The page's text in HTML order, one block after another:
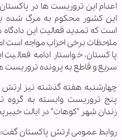
اعدام این تروریست ها در
این کشور محکوم به مرگ شده
است که تمدید فعالیت این
ملاحظات برخی احزاب مواجه است
پاکستان، خواستار ادامه
سریع و قاطع به پرونده
چهارشنبه هفته گذشته نیز ارتش
پنج تروریست وابسته به گروه
زندان شهر "کوهات" در ایالت
روابط عمومی ارتش پاکستان گفت: